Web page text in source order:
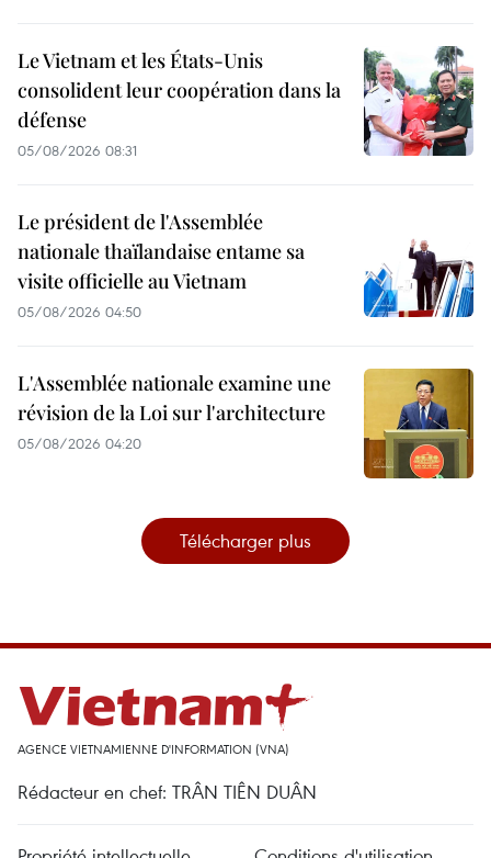
Le Vietnam et les États-Unis
consolident leur coopération dans la
défense
05/08/2026 08:31
Le président de l'Assemblée
nationale thaïlandaise entame sa
visite officielle au Vietnam
05/08/2026 04:50
L'Assemblée nationale examine une
révision de la Loi sur l'architecture
05/08/2026 04:20
Télécharger plus
AGENCE VIETNAMIENNE D'INFORMATION (VNA)
Rédacteur en chef: TRÂN TIÊN DUÂN